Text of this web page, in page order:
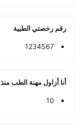
رقم رخصتي الطبية
1234567
أنا أزاول مهنة الطب منذ
10